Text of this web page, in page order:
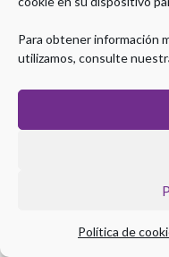
Para obtener información
utilizamos, consulte
Política de